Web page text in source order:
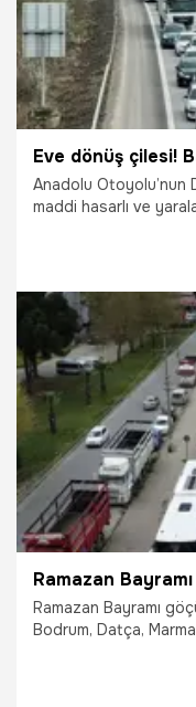
Anadolu Otoyolu’nun
maddi hasarlı ve
22.03.2026 Gündem
Ramazan Bayramı
Bodrum, Datça,